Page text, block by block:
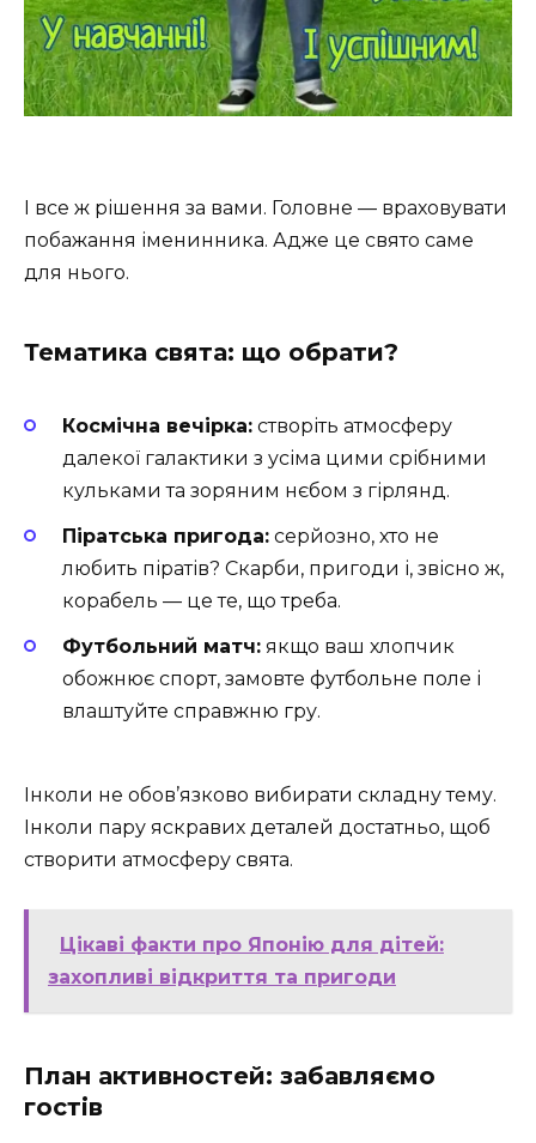
І все ж рішення за вами. Головне — враховувати
побажання іменинника. Адже це свято саме
для нього.
Тематика свята: що обрати?
Космічна вечірка: створіть атмосферу
далекої галактики з усіма цими срібними
кульками та зоряним нєбом з гірлянд.
Піратська пригода: серйозно, хто не
любить піратів? Скарби, пригоди і, звісно ж,
корабель — це те, що треба.
Футбольний матч: якщо ваш хлопчик
обожнює спорт, замовте футбольне поле і
влаштуйте справжню гру.
Інколи не обов’язково вибирати складну тему.
Інколи пару яскравих деталей достатньо, щоб
створити атмосферу свята.
Цікаві факти про Японію для дітей:
захопливі відкриття та пригоди
План активностей: забавляємо
гостів